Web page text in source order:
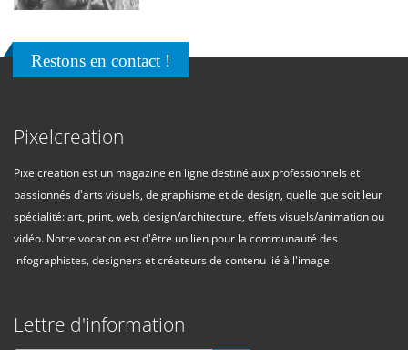
Restons en contact !
Pixelcreation
Pixelcreation est un magazine en ligne destiné aux professionnels et
passionnés d'arts visuels, de graphisme et de design, quelle que soit leur
spécialité: art, print, web, design/architecture, effets visuels/animation ou
vidéo. Notre vocation est d'être un lien pour la communauté des
infographistes, designers et créateurs de contenu lié à l'image.
Lettre d'information